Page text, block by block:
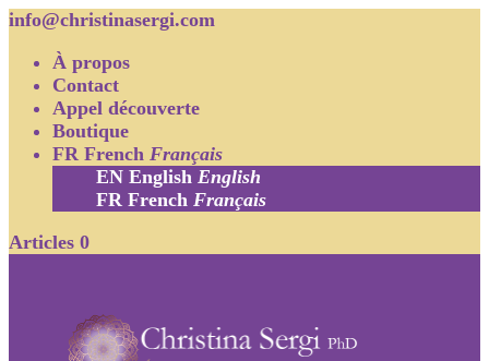
info@christinasergi.com
À propos
Contact
Appel découverte
Boutique
FR French Français
EN English English
FR French Français
Articles 0